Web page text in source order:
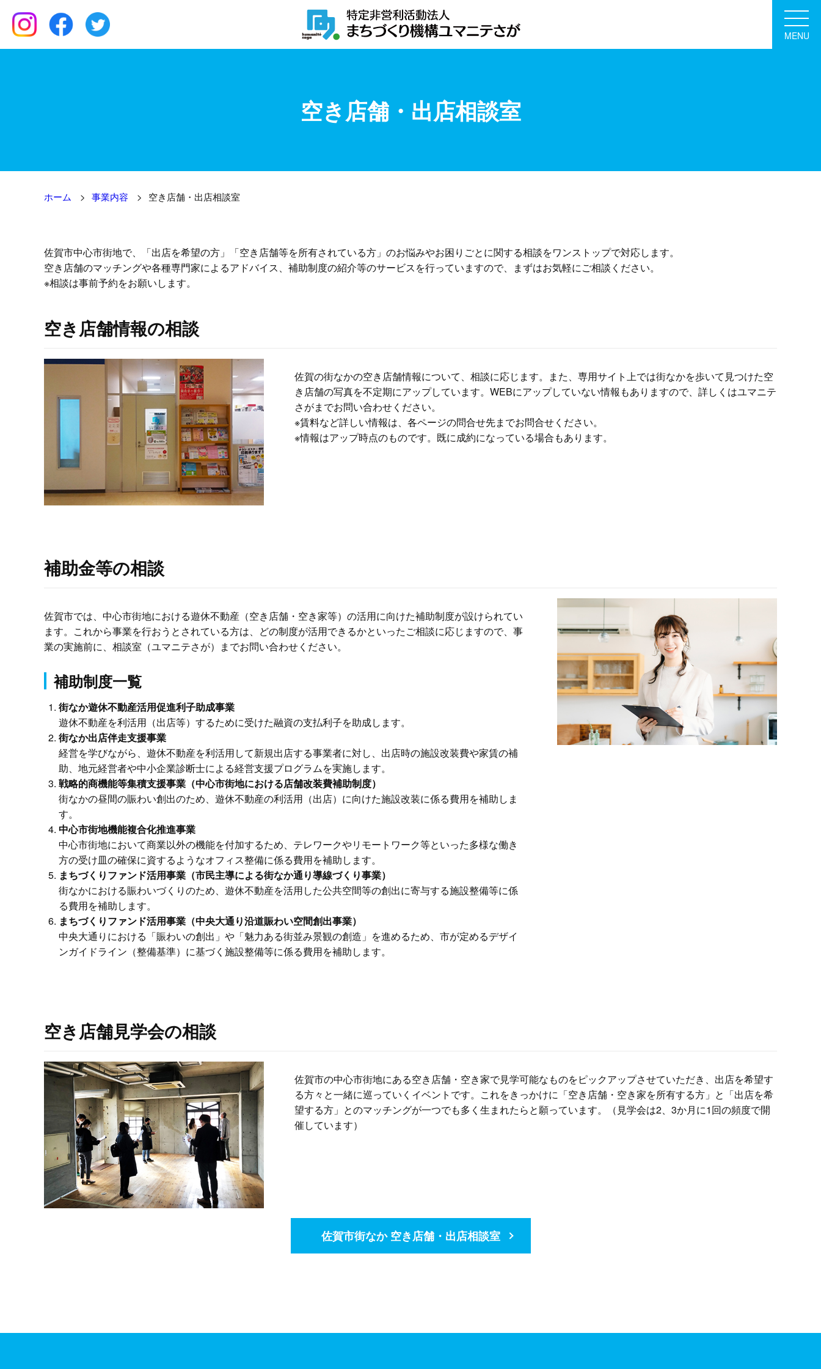
MENU
空き店舗・出店相談室
ホーム > 事業内容 > 空き店舗・出店相談室
佐賀市中心市街地で、「出店を希望の方」「空き店舗等を所有されている方」のお悩みやお困りごとに関する相談をワンストップで対応します。
空き店舗のマッチングや各種専門家によるアドバイス、補助制度の紹介等のサービスを行っていますので、まずはお気軽にご相談ください。
※相談は事前予約をお願いします。
空き店舗情報の相談
佐賀の街なかの空き店舗情報について、相談に応じます。また、専用サイト上では街なかを歩いて見つけた空
き店舗の写真を不定期にアップしています。WEBにアップしていない情報もありますので、詳しくはユマニテ
さがまでお問い合わせください。
※賃料など詳しい情報は、各ページの問合せ先までお問合せください。
※情報はアップ時点のものです。既に成約になっている場合もあります。
補助金等の相談
佐賀市では、中心市街地における遊休不動産（空き店舗・空き家等）の活用に向けた補助制度が設けられてい
ます。これから事業を行おうとされている方は、どの制度が活用できるかといったご相談に応じますので、事
業の実施前に、相談室（ユマニテさが）までお問い合わせください。
補助制度一覧
街なか遊休不動産活用促進利子助成事業
遊休不動産を利活用（出店等）するために受けた融資の支払利子を助成します。
街なか出店伴走⽀援事業
経営を学びながら、遊休不動産を利活用して新規出店する事業者に対し、出店時の施設改装費や家賃の補
助、地元経営者や中小企業診断士による経営⽀援プログラムを実施します。
戦略的商機能等集積支援事業（中心市街地における店舗改装費補助制度）
街なかの昼間の賑わい創出のため、遊休不動産の利活用（出店）に向けた施設改装に係る費用を補助しま
す。
中心市街地機能複合化推進事業
中心市街地において商業以外の機能を付加するため、テレワークやリモートワーク等といった多様な働き
方の受け皿の確保に資するようなオフィス整備に係る費⽤を補助します。
まちづくりファンド活用事業（市民主導による街なか通り導線づくり事業）
街なかにおける賑わいづくりのため、遊休不動産を活用した公共空間等の創出に寄与する施設整備等に係
る費用を補助します。
まちづくりファンド活用事業（中央大通り沿道賑わい空間創出事業）
中央大通りにおける「賑わいの創出」や「魅力ある街並み景観の創造」を進めるため、市が定めるデザイ
ンガイドライン（整備基準）に基づく施設整備等に係る費用を補助します。
空き店舗見学会の相談
佐賀市の中心市街地にある空き店舗・空き家で見学可能なものをピックアップさせていただき、出店を希望す
る方々と一緒に巡っていくイベントです。これをきっかけに「空き店舗・空き家を所有する方」と「出店を希
望する方」とのマッチングが一つでも多く生まれたらと願っています。（見学会は2、3か月に1回の頻度で開
催しています）
佐賀市街なか 空き店舗・出店相談室